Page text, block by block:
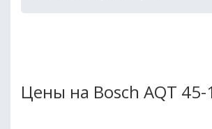
Цены на Bosch AQT 45-